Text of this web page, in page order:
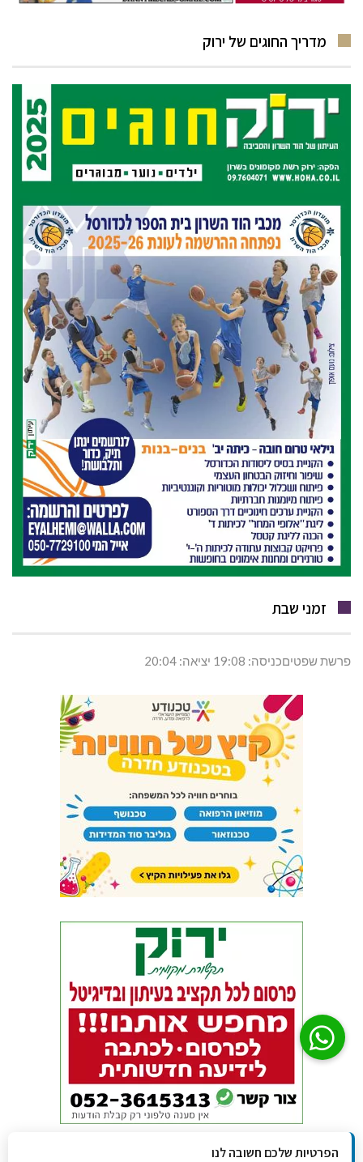
מדריך החוגים של ירוק
זמני שבת
פרשת שפטיםכניסה: 19:08 יציאה: 20:04
הפרטיות שלכם חשובה לנו